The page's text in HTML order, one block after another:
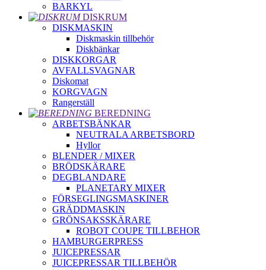
BARKYL
DISKRUM
DISKMASKIN
Diskmaskin tillbehör
Diskbänkar
DISKKORGAR
AVFALLSVAGNAR
Diskomat
KORGVAGN
Rangerställ
BEREDNING
ARBETSBÄNKAR
NEUTRALA ARBETSBORD
Hyllor
BLENDER / MIXER
BRÖDSKÄRARE
DEGBLANDARE
PLANETARY MIXER
FÖRSEGLINGSMASKINER
GRÄDDMASKIN
GRÖNSAKSSKÄRARE
ROBOT COUPE TILLBEHOR
HAMBURGERPRESS
JUICEPRESSAR
JUICEPRESSAR TILLBEHÖR